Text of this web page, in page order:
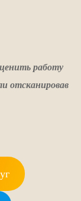
работу
отсканировав